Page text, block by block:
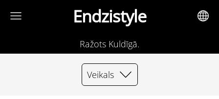
Endzistyle
Ražots Kuldīgā.
Veikals